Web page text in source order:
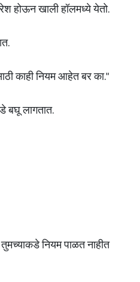
होऊन खाली हॉलमध्ये येतो.
काही नियम आहेत बर का."
बघू लागतात.
नियम पाळत नाहीत